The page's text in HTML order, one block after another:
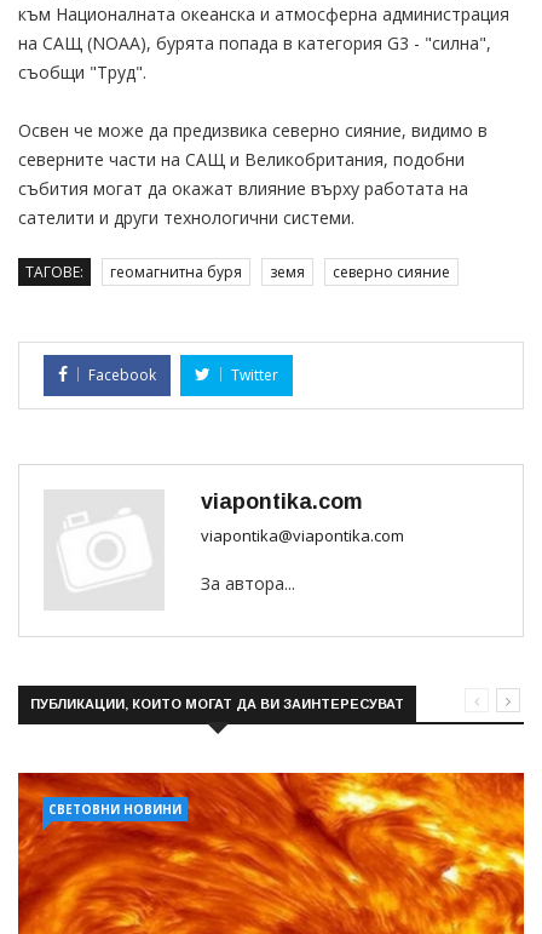
към Националната океанска и атмосферна администрация
на САЩ (NOAA), бурята попада в категория G3 - "силна",
съобщи "Труд".
Освен че може да предизвика северно сияние, видимо в
северните части на САЩ и Великобритания, подобни
събития могат да окажат влияние върху работата на
сателити и други технологични системи.
ТАГОВЕ: геомагнитна буря земя северно сияние
Facebook Twitter
viapontika.com
viapontika@viapontika.com
За автора...
ПУБЛИКАЦИИ, КОИТО МОГАТ ДА ВИ ЗАИНТЕРЕСУВАТ
СВЕТОВНИ НОВИНИ